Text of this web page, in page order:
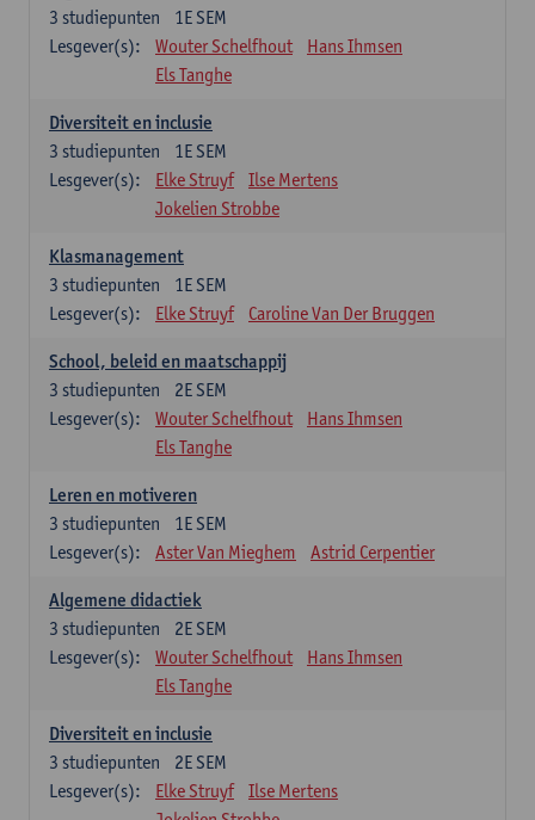
1E SEM
3 studiepunten
Lesgever(s):
Wouter Schelfhout
Hans Ihmsen
Els Tanghe
Diversiteit en inclusie
1E SEM
3 studiepunten
Lesgever(s):
Elke Struyf
Ilse Mertens
Jokelien Strobbe
Klasmanagement
1E SEM
3 studiepunten
Lesgever(s):
Elke Struyf Caroline Van Der Bruggen
School, beleid en maatschappij
2E SEM
3 studiepunten
Lesgever(s):
Wouter Schelfhout
Hans Ihmsen
Els Tanghe
Leren en motiveren
1E SEM
3 studiepunten
Lesgever(s):
Aster Van Mieghem Astrid Cerpentier
Algemene didactiek
2E SEM
3 studiepunten
Lesgever(s):
Wouter Schelfhout
Hans Ihmsen
Els Tanghe
Diversiteit en inclusie
2E SEM
3 studiepunten
Lesgever(s):
Elke Struyf
Ilse Mertens